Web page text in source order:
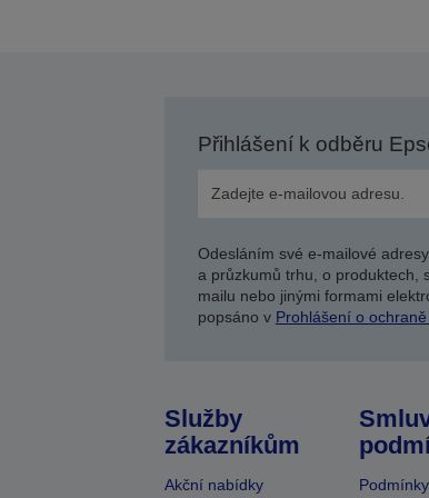
Přihlášení k odběru
Odesláním své e-mailové
a průzkumů trhu, o produktech,
mailu nebo jinými formami
popsáno v Prohlášení o
Služby
zákazníkům
Akční nabídky